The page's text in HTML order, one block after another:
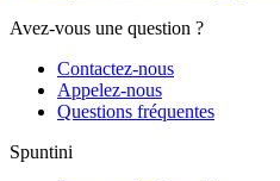
Avez-vous une question ?
Contactez-nous
Appelez-nous
Questions fréquentes
Spuntini